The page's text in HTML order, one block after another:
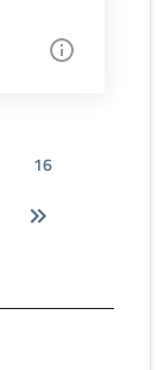
16